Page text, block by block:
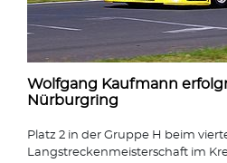
Wolfgang Kaufmann
Nürburgring
Platz 2 in der Gruppe H beim
Langstreckenmeisterschaft im